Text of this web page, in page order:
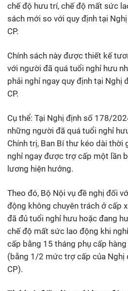
chế độ hưu trí, chế độ mất sức
sách mới so với quy định tại
CP.
Chính sách này được thiết kế
với người đã quá tuổi nghỉ hưu
phải nghỉ ngay quy định tại
CP.
Cụ thể: Tại Nghị định số 178/
những người đã quá tuổi nghỉ
Chính trị, Ban Bí thư kéo dài thời
nghỉ ngay được trợ cấp một lần
lương hiện hưởng.
Theo đó, Bộ Nội vụ đề nghị đối
động không chuyên trách ở cấp
đã đủ tuổi nghỉ hưu hoặc đang
chế độ mất sức lao động khi
cấp bằng 15 tháng phụ cấp
(bằng 1/2 mức trợ cấp của
CP).